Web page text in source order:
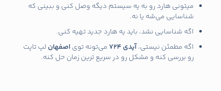
میتونی هارد رو به یه سیستم دیگه وصل کنی و ببینی که
شناسایی می‌شه یا نه.
اگه شناسایی نشد، باید یه هارد جدید تهیه کنی.
اگه مطمئن نیستی،آیدی 724 می‌تونه توی اصفهان لپ‌ تاپت
رو بررسی کنه و مشکل رو در سریع ترین زمان حل کنه.